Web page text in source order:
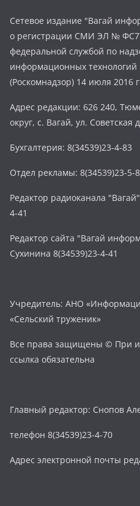
Сетевое издание "Вагай
о регистрации СМИ ЭЛ №
федеральной службой по
информационных
(Роскомнадзор) 14 июля 2016
Адрес редакции: 626 240,
округ, с. Вагай, ул. Советская
Бухгалтерия: 8(34539)23-4-83
Отдел рекламы: 8(34539)23-5-
Редактор радиоканала
4-41
Редактор сайта "Вагай
Сухинина 8(34539)23-4-41
Учредитель: АНО
«Сельский труженик»
Все права защищены © При
ссылка обязательна
Главный редактор: Снопов
телефон 8(34539)23-4-70
Адрес электронной почты